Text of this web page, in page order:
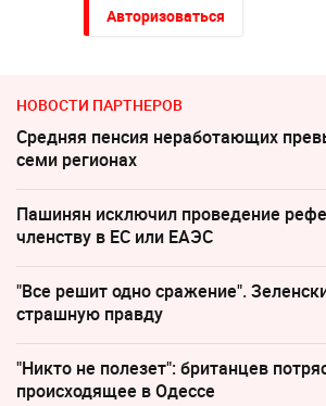
Авторизоваться
НОВОСТИ ПАРТНЕРОВ
Средняя пенсия неработающих
семи регионах
Пашинян исключил проведение
членству в ЕС или ЕАЭС
"Все решит одно сражение".
страшную правду
"Никто не полезет": британцев
происходящее в Одессе